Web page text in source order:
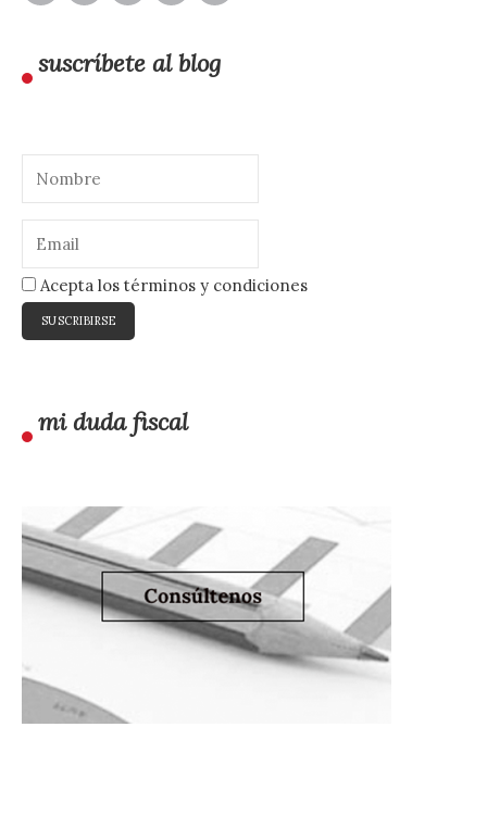
suscríbete al blog
Acepta los términos y condiciones
mi duda fiscal